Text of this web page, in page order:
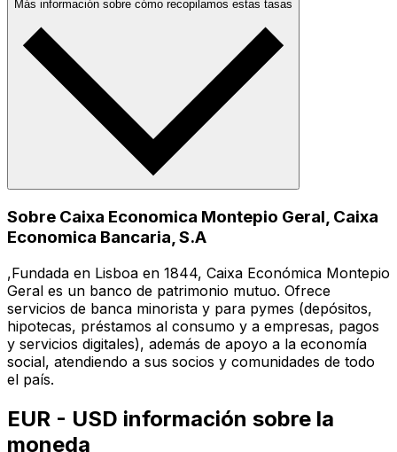
Más información sobre cómo recopilamos estas tasas
Sobre Caixa Economica Montepio Geral, Caixa
Economica Bancaria, S.A
,Fundada en Lisboa en 1844, Caixa Económica Montepio
Geral es un banco de patrimonio mutuo. Ofrece
servicios de banca minorista y para pymes (depósitos,
hipotecas, préstamos al consumo y a empresas, pagos
y servicios digitales), además de apoyo a la economía
social, atendiendo a sus socios y comunidades de todo
el país.
EUR - USD información sobre la
moneda